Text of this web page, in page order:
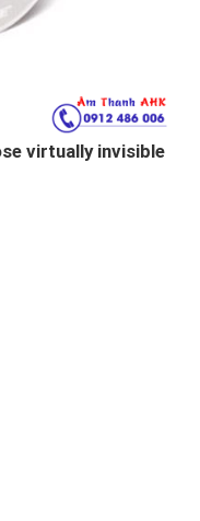
virtually invisible